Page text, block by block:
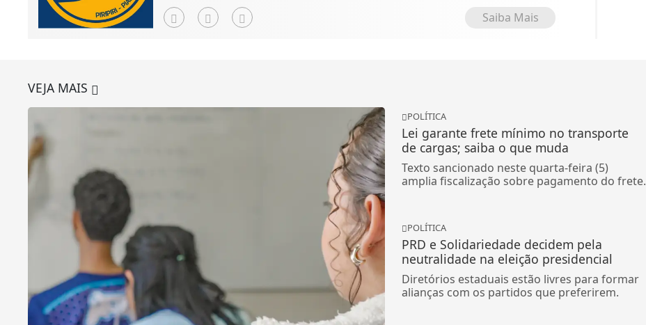
Saiba Mais
VEJA MAIS
POLÍTICA
Lei garante frete mínimo no transporte
de cargas; saiba o que muda
Texto sancionado neste quarta-feira (5)
amplia fiscalização sobre pagamento do frete.
POLÍTICA
PRD e Solidariedade decidem pela
neutralidade na eleição presidencial
Diretórios estaduais estão livres para formar
alianças com os partidos que preferirem.